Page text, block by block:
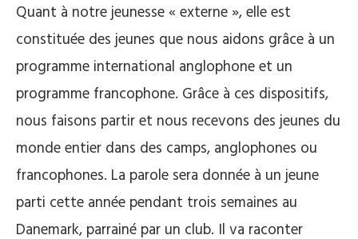
Quant à notre jeunesse « externe », elle est
constituée des jeunes que nous aidons grâce à un
programme international anglophone et un
programme francophone. Grâce à ces dispositifs,
nous faisons partir et nous recevons des jeunes du
monde entier dans des camps, anglophones ou
francophones. La parole sera donnée à un jeune
parti cette année pendant trois semaines au
Danemark, parrainé par un club. Il va raconter